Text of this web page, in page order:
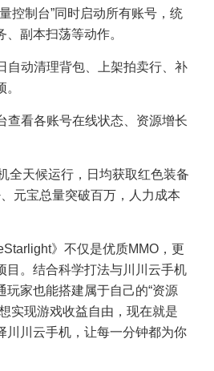
控制台”同时启动所有账号，统
副本扫荡等动作。
自动清理背包、上架拍卖行、补
查看各账号在线状态、资源增长
全天候运行，日均获取红色装备
元宝总量突破百万，人力成本
》不仅是优质MMO，更
目。结合科学打法与川川云手机
玩家也能搭建属于自己的“资源
实现游戏收益自由，现在就是
川云手机，让每一分钟都为你